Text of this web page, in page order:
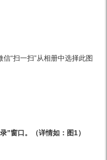
“扫一扫”从相册中选择此图
”窗口。（详情如：图1）